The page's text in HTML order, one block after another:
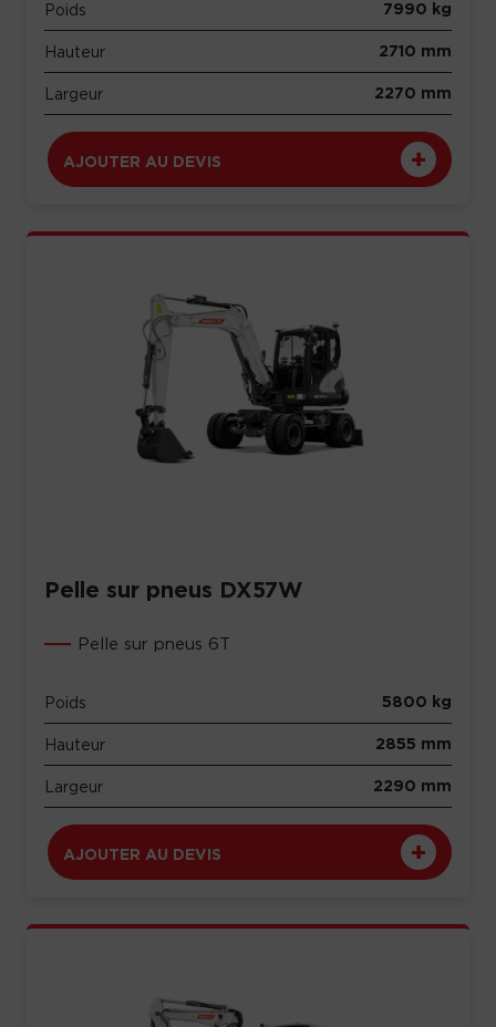
Poids 7990 kg
Hauteur 2710 mm
Largeur 2270 mm
AJOUTER AU DEVIS
Pelle sur pneus DX57W
Pelle sur pneus 6T
Poids 5800 kg
Hauteur 2855 mm
Largeur 2290 mm
AJOUTER AU DEVIS